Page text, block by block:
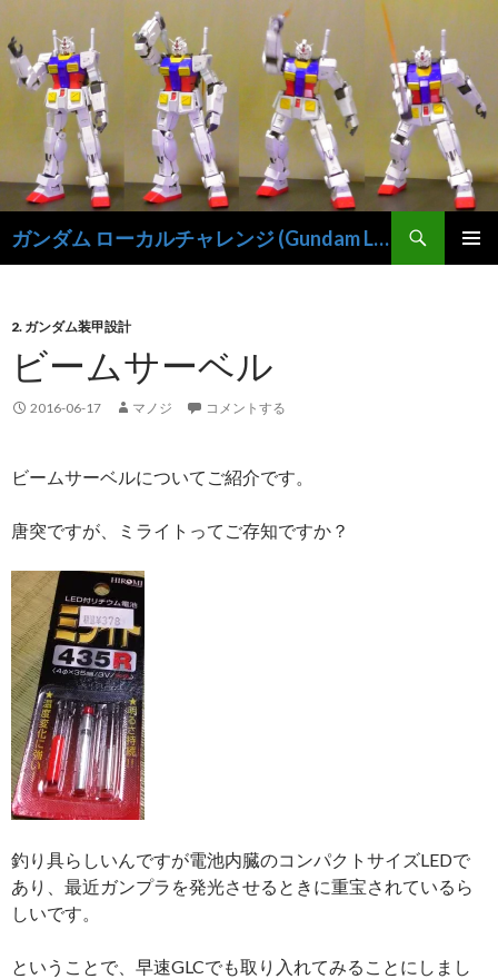
ガンダム ローカルチャレンジ (Gundam Local-Challenge)
索
ン
ツ
へ
キ
プ
2. ガンダム装甲設計
ビームサーベル
2016-06-17 マノジ コメントする
ビームサーベルについてご紹介です。
唐突ですが、ミライトってご存知ですか？
釣り具らしいんですが電池内臓のコンパクトサイズLEDで
あり、最近ガンプラを発光させるときに重宝されているら
しいです。
ということで、早速GLCでも取り入れてみることにしまし